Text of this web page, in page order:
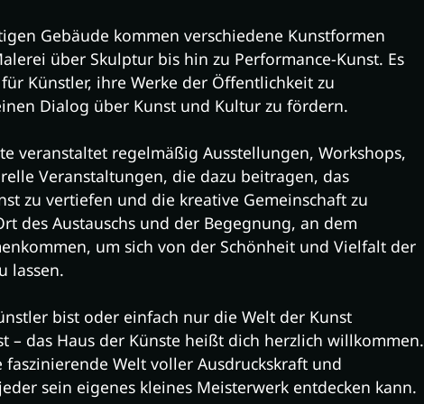
Gebäude kommen verschiedene Kunstformen
über Skulptur bis hin zu Performance-Kunst. Es
Künstler, ihre Werke der Öffentlichkeit zu
Dialog über Kunst und Kultur zu fördern.
veranstaltet regelmäßig Ausstellungen, Workshops,
Veranstaltungen, die dazu beitragen, das
zu vertiefen und die kreative Gemeinschaft zu
des Austauschs und der Begegnung, an dem
um sich von der Schönheit und Vielfalt der
lassen.
bist oder einfach nur die Welt der Kunst
– das Haus der Künste heißt dich herzlich willkommen.
faszinierende Welt voller Ausdruckskraft und
sein eigenes kleines Meisterwerk entdecken kann.